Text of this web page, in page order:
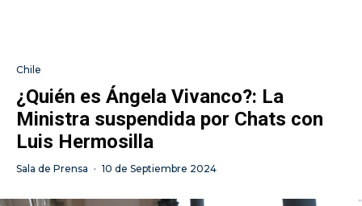
Chile
¿Quién es Ángela Vivanco?: La
Ministra suspendida por Chats con
Luis Hermosilla
Sala de Prensa · 10 de Septiembre 2024